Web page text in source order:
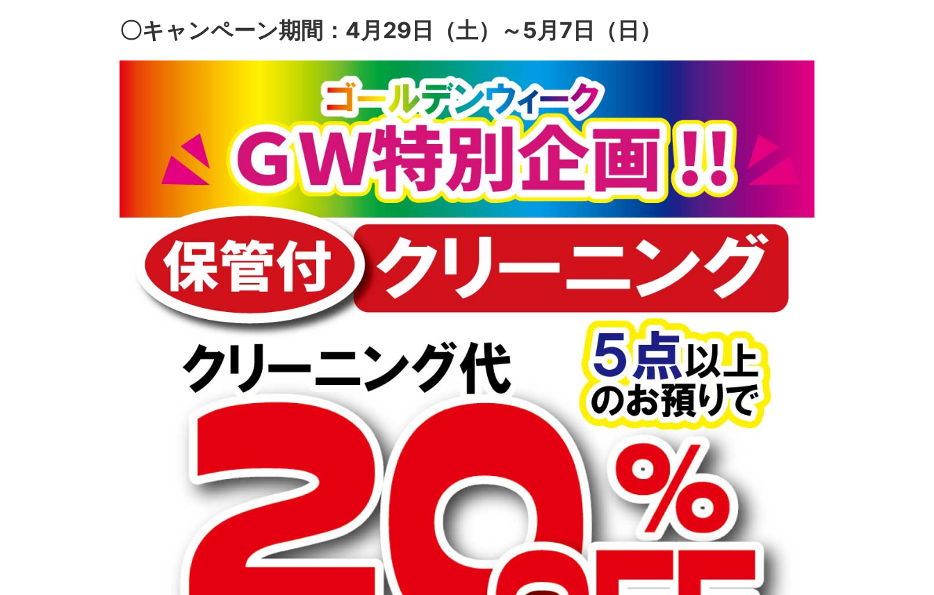
〇キャンペーン期間：4月29日（土）～5月7日（日）